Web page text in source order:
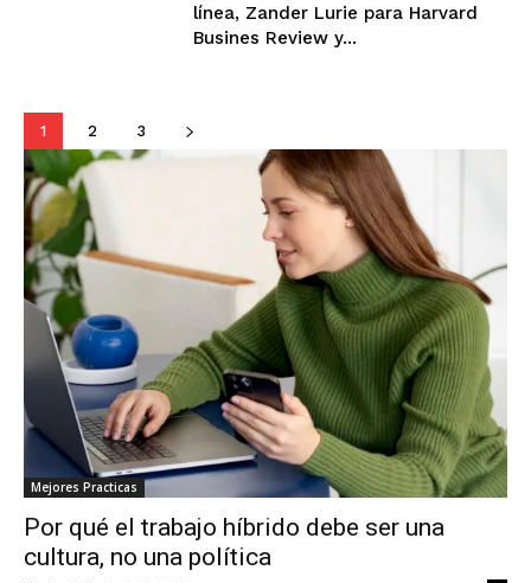
línea, Zander Lurie para Harvard
Busines Review y...
1 2 3
Mejores Practicas
Por qué el trabajo híbrido debe ser una
cultura, no una política